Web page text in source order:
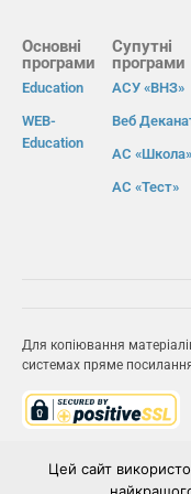
Основні
програми
Education
WEB-
Education
Супутні
програми
АСУ «ВНЗ»
Веб
АС «Школа»
АС «Тест»
Для копіювання
системах пряме
Цей сайт